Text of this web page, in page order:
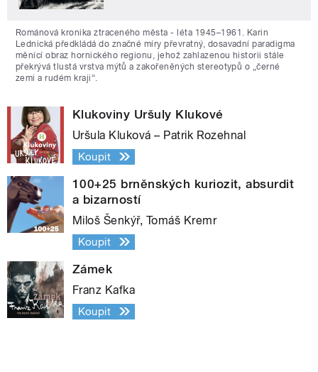
Románová kronika ztraceného města - léta 1945–1961. Karin
Lednická předkládá do značné míry převratný, dosavadní paradigma
měnící obraz hornického regionu, jehož zahlazenou historii stále
překrývá tlustá vrstva mýtů a zakořeněných stereotypů o „černé
zemi a rudém kraji“.
Klukoviny Uršuly Klukové
Uršula Kluková – Patrik Rozehnal
Koupit
100+25 brněnských kuriozit, absurdit
a bizarností
Miloš Šenkýř, Tomáš Kremr
Koupit
Zámek
Franz Kafka
Koupit